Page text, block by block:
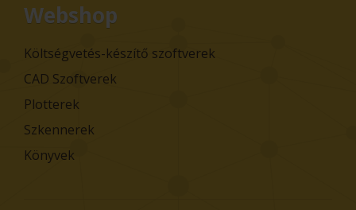
Webshop
Költségvetés-készítő szoftverek
CAD Szoftverek
Plotterek
Szkennerek
Könyvek